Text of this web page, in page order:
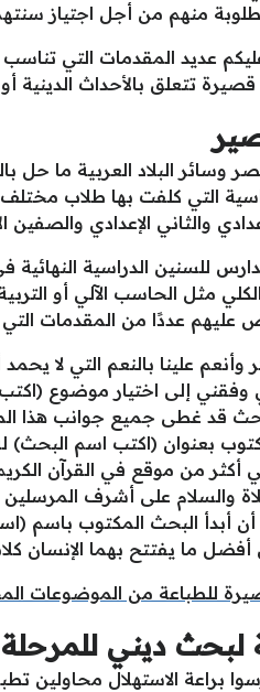
منهم من أجل اجتياز
عديد المقدمات التي تناسب
تتعلق بالأحداث الدينية
حل على مصر وسائر البلاد العربية
التي كلفت بها طلاب
والثاني الإعدادي والصفين
للسنين الدراسية
مثل الحاسب الآلي أو
عددًا من المقدمات التي
وأنعم علينا بالنعم التي لا
وفقني إلى اختيار موضوع
قد غطى جميع جوانب هذا
بعنوان (اكتب اسم
أكثر من موقع في القرآن
والسلام على أشرف
البحث المكتوب باسم (اسم
ما يفتتح بهما الإنسان
للطباعة من الموضوعات
ديني للمرحلة
براعة الاستهلال